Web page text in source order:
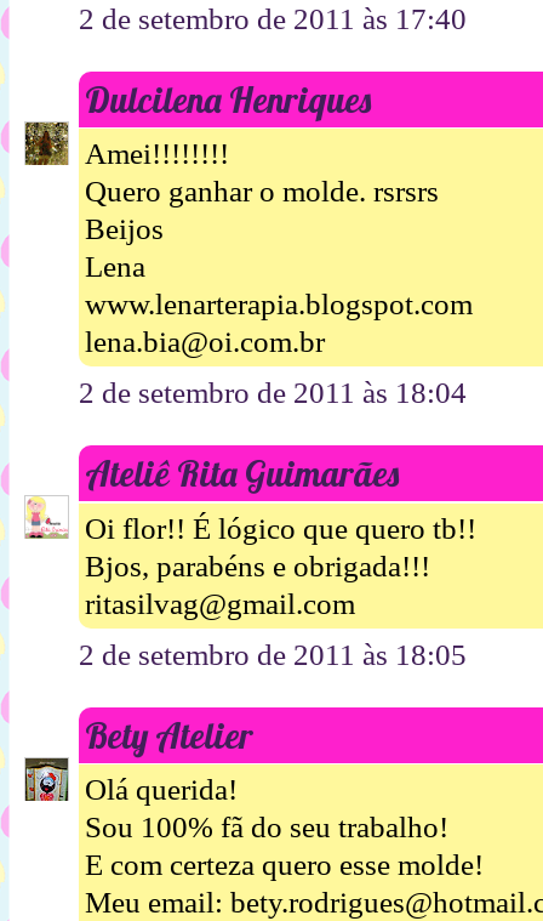
2 de setembro de 2011 às 17:40
Dulcilena Henriques
Amei!!!!!!!!
Quero ganhar o molde. rsrsrs
Beijos
Lena
www.lenarterapia.blogspot.com
lena.bia@oi.com.br
2 de setembro de 2011 às 18:04
Ateliê Rita Guimarães
Oi flor!! É lógico que quero tb!!
Bjos, parabéns e obrigada!!!
ritasilvag@gmail.com
2 de setembro de 2011 às 18:05
Bety Atelier
Olá querida!
Sou 100% fã do seu trabalho!
E com certeza quero esse molde!
Meu email: